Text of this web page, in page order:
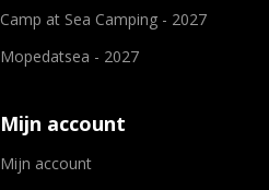
Camp at Sea Camping - 2027
Mopedatsea - 2027
Mijn account
Mijn account